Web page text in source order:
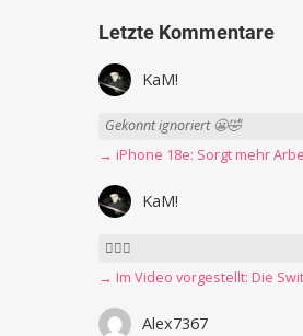
Letzte Kommentare
KaM!
Gekonnt ignoriert 😬🤣
KaM!
👍🏻🤣
Alex7367